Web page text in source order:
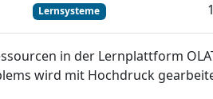
Lernsysteme
in der Lernplattform
wird mit Hochdruck